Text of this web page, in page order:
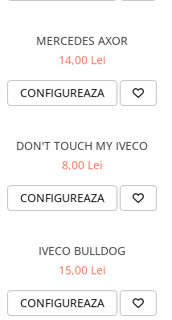
MERCEDES AXOR
14,00 Lei
CONFIGUREAZA
DON'T TOUCH MY IVECO
8,00 Lei
CONFIGUREAZA
IVECO BULLDOG
15,00 Lei
CONFIGUREAZA